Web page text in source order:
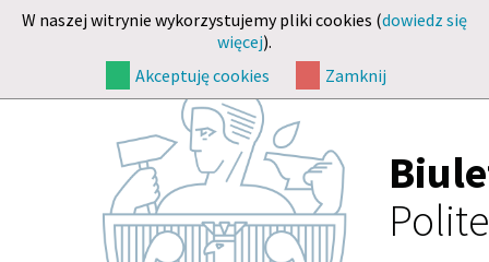
W naszej witrynie wykorzystujemy pliki cookies (dowiedz się
więcej).
Akceptuję cookies
Zamknij